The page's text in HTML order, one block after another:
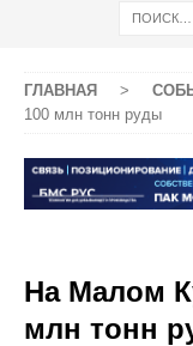
ГЛАВНАЯ >
100 млн тонн руды
На Малом
млн тонн